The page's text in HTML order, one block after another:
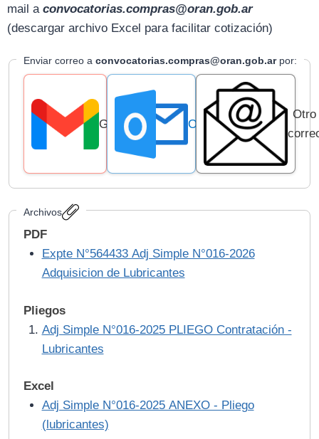
mail a convocatorias.compras@oran.gob.ar
(descargar archivo Excel para facilitar cotización)
Enviar correo a convocatorias.compras@oran.gob.arpor:
Gmail Outlook
Otro
Archivos
PDF
Expte N°564433 Adj Simple N°016-2026
Adquisicion de Lubricantes
Pliegos
Adj Simple N°016-2025 PLIEGO Contratación -
Lubricantes
Excel
Adj Simple N°016-2025 ANEXO - Pliego
(lubricantes)